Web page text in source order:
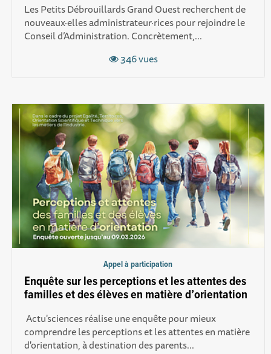
Les Petits Débrouillards Grand Ouest recherchent de
nouveaux·elles administrateur·rices pour rejoindre le
Conseil d’Administration. Concrètement,...
346 vues
Appel à participation
Enquête sur les perceptions et les attentes des
familles et des élèves en matière d’orientation
Actu'sciences réalise une enquête pour mieux
compr endre les perceptions et les attentes en matière
d'orientation, à destination des parents...